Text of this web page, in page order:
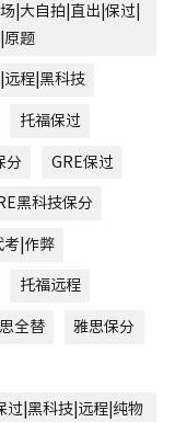
|大自拍|直出|保过|
原题
远程|黑科技
托福保过
分 GRE保过
黑科技保分
考|作弊
托福远程
全替 雅思保分
过|黑科技|远程|纯物